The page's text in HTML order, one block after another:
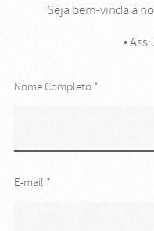
Seja bem-vinda à
•
Nome Completo *
E-mail *